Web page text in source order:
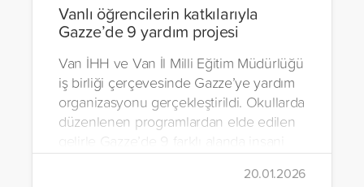
Vanlı öğrencilerin katkılarıyla
Gazze’de 9 yardım projesi
Van İHH ve Van İl Milli Eğitim Müdürlüğü
iş birliği çerçevesinde Gazze’ye yardım
organizasyonu gerçekleştirildi. Okullarda
düzenlenen programlardan elde edilen
gelirle Gazze’de 9 farklı alanda insani
yardım çalışmalarında bulunuldu.
20.01.2026